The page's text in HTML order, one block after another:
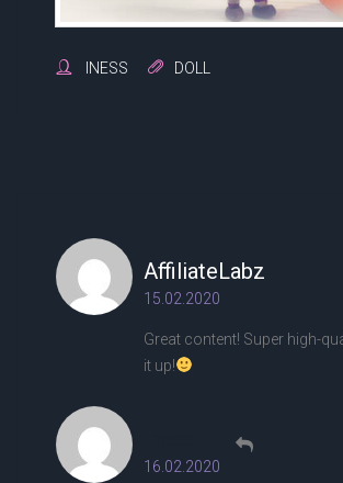
INESS DOLL
AffiliateLabz
15.02.2020
Great content! Super high-
it up!
16.02.2020